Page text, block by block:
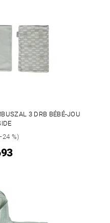
3 DRB BÉBÉ-JOU
%)